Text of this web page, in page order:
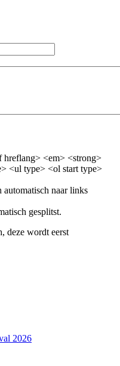
hreflang> <em> <strong>
<ul type> <ol start type>
automatisch naar links
gesplitst.
deze wordt eerst
2026